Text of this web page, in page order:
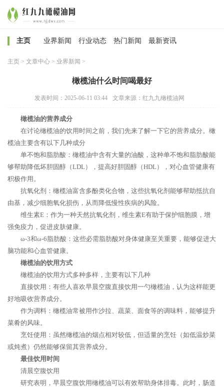
主页 业界新闻 行业动态 热门新闻 最新资讯
主页 > 文章中心 > 业界新闻 >
橄榄油什么时间喝最好
发表时间：2025-06-11 03:44 文章来源：红九九橄榄油网
橄榄油的营养成分
在讨论橄榄油的饮用时间之前，我们先来了解一下它的营养成分。橄
榄油主要含有以下几种成分
单不饱和脂肪酸：橄榄油中含有大量的油酸，这种单不饱和脂肪酸能
够帮助降低坏胆固醇（LDL），提高好胆固醇（HDL），对心血管健康有
积极作用。
抗氧化剂：橄榄油富含多酚类化合物，这些抗氧化剂能够帮助抵抗自
由基，减少细胞氧化损伤，从而降低慢性疾病的风险。
维生素E：作为一种天然抗氧化剂，维生素E有助于保护细胞膜，增
强免疫力，促进皮肤健康。
ω-3和ω-6脂肪酸：这些必需脂肪酸对身体健康至关重要，能够促进大
脑功能和心血管健康。
橄榄油的饮用方式
橄榄油的饮用方式多种多样，主要有以下几种
直接饮用：有些人喜欢早晨空腹直接饮用一勺橄榄油，认为这样能更
好地吸收营养成分。
作为调料：橄榄油常被用作沙拉、蔬菜、面食等的调味料，能够提升
菜肴的风味。
烹饪使用：虽然橄榄油的烟点相对较低，但适量的烹饪（如低温炒菜
或炖煮）仍然能够保留其营养成分。
最佳饮用时间
清晨空腹饮用
研究表明，早晨空腹饮用橄榄油可以有效帮助身体排毒。此时，肠道